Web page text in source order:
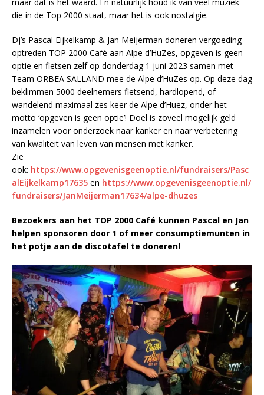
die in de Top 2000 staat, maar het is ook nostalgie.
Dj’s Pascal Eijkelkamp & Jan Meijerman doneren vergoeding
optreden TOP 2000 Café aan Alpe d’HuZes, opgeven is geen
optie en fietsen zelf op donderdag 1 juni 2023 samen met
Team ORBEA SALLAND mee de Alpe d’HuZes op. Op deze dag
beklimmen 5000 deelnemers fietsend, hardlopend, of
wandelend maximaal zes keer de Alpe d’Huez, onder het
motto ‘opgeven is geen optie’! Doel is zoveel mogelijk geld
inzamelen voor onderzoek naar kanker en naar verbetering
van kwaliteit van leven van mensen met kanker.
Zie
ook: https://www.opgevenisgeenoptie.nl/fundraisers/Pasc
alEijkelkamp17635 en https://www.opgevenisgeenoptie.nl/
fundraisers/JanMeijerman17634/alpe-dhuzes
Bezoekers aan het TOP 2000 Café kunnen Pascal en Jan
helpen sponsoren door 1 of meer consumptiemunten in
het potje aan de discotafel te doneren!